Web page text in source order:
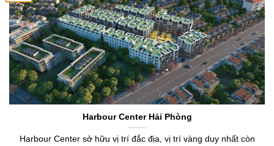
Harbour Center Hải Phòng
Harbour Center sở hữu vị trí đắc địa, vị trí vàng duy nhất còn